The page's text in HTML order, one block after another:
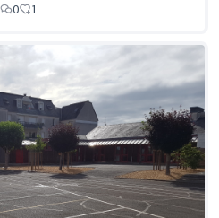
0 1